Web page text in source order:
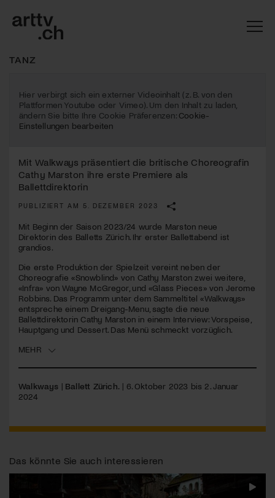
TANZ
Hier verbirgt sich ein externer Videoinhalt (z. B. von den
Plattformen Youtube oder Vimeo). Um den Inhalt zu laden,
ändern Sie bitte Ihre Cookie Präferenzen: Cookie-
Einstellungen bearbeiten
Mit Walkways präsentiert die britische Choreografin
Cathy Marston ihre erste Premiere als
Ballettdirektorin
PUBLIZIERT AM 5. DEZEMBER 2023
Mit Beginn der Saison 2023/24 wurde Marston neue
Direktorin des Balletts Zürich. Ihr erster Ballettabend ist
grandios.
Die erste Produktion der Spielzeit vereint neben der
Choreografie «Snowblind» von Cathy Marston zwei weitere,
«Infra» von Wayne McGregor, und «Glass Pieces» von Jerome
Robbins. Das Programm unter dem Sammeltitel «Walkways»
entspreche einem Dreigang-Menu, sagte die neue
Ballettdirektorin Cathy Marston in einem Interview: Vorspeise,
Hauptgang und Dessert. Das Menü schmeckt vorzüglich.
MEHR
Walkways | Ballett Zürich. | 6. Oktober 2023 bis 2. Januar
2024
Das könnte Sie auch interessieren
Mach mit: «Be Part of the Art»!
Engagiere dich als Kulturliebhaber:in, Kulturschaffende(r) oder
Kulturinstitution und unterstütze unsere Arbeit.
diversen Kulturevents.
Jetzt Mitglied werden